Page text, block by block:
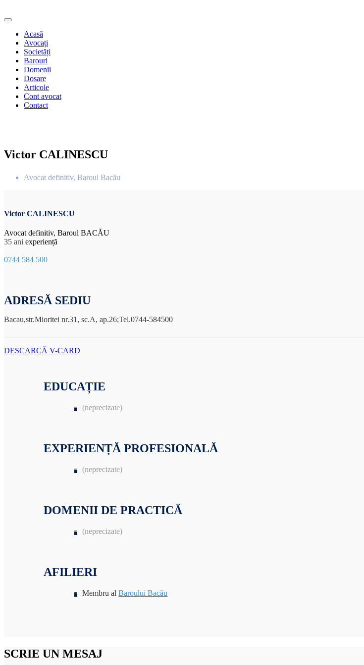
Acasă
Avocați
Societăți
Barouri
Domenii
Dosare
Articole
Cont avocat
Contact
Victor CALINESCU
Avocat definitiv, Baroul Bacău
Victor CALINESCU
Avocat definitiv, Baroul BACĂU
35 ani experiență
0744 584 500
ADRESĂ SEDIU
Bacau,str.Mioritei nr.31, sc.A, ap.26;Tel.0744-584500
DESCARCĂ V-CARD
EDUCAȚIE
(neprecizate)
EXPERIENȚĂ PROFESIONALĂ
(neprecizate)
DOMENII DE PRACTICĂ
(neprecizate)
AFILIERI
Membru alBaroului Bacău
SCRIE UN MESAJ